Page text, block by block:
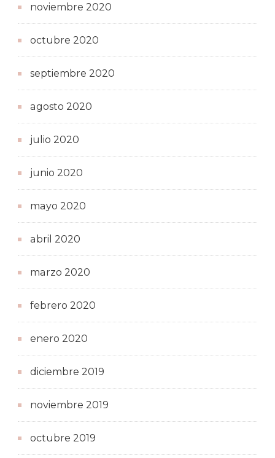
noviembre 2020
octubre 2020
septiembre 2020
agosto 2020
julio 2020
junio 2020
mayo 2020
abril 2020
marzo 2020
febrero 2020
enero 2020
diciembre 2019
noviembre 2019
octubre 2019